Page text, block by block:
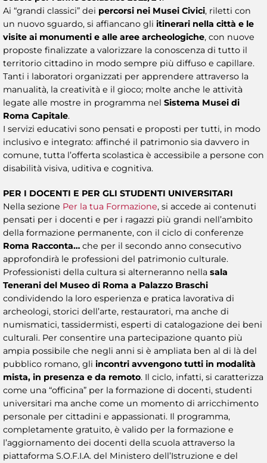
Ai “grandi classici” dei percorsi nei Musei Civici, riletti con
un nuovo sguardo, si affiancano gli itinerari nella città e le
visite ai monumenti e alle aree archeologiche, con nuove
proposte finalizzate a valorizzare la conoscenza di tutto il
territorio cittadino in modo sempre più diffuso e capillare.
Tanti i laboratori organizzati per apprendere attraverso la
manualità, la creatività e il gioco; molte anche le attività
legate alle mostre in programma nel Sistema Musei di
Roma Capitale.
I servizi educativi sono pensati e proposti per tutti, in modo
inclusivo e integrato: affinché il patrimonio sia davvero in
comune, tutta l’offerta scolastica è accessibile a persone con
disabilità visiva, uditiva e cognitiva.
PER I DOCENTI E PER GLI STUDENTI UNIVERSITARI
Nella sezione Per la tua Formazione, si accede ai contenuti
pensati per i docenti e per i ragazzi più grandi nell’ambito
della formazione permanente, con il ciclo di conferenze
Roma Racconta… che per il secondo anno consecutivo
approfondirà le professioni del patrimonio culturale.
Professionisti della cultura si alterneranno nella sala
Tenerani del Museo di Roma a Palazzo Braschi
condividendo la loro esperienza e pratica lavorativa di
archeologi, storici dell’arte, restauratori, ma anche di
numismatici, tassidermisti, esperti di catalogazione dei beni
culturali. Per consentire una partecipazione quanto più
ampia possibile che negli anni si è ampliata ben al di là del
pubblico romano, gli incontri avvengono tutti in modalità
mista, in presenza e da remoto. Il ciclo, infatti, si caratterizza
come una “officina” per la formazione di docenti, studenti
universitari ma anche come un momento di arricchimento
personale per cittadini e appassionati. Il programma,
completamente gratuito, è valido per la formazione e
l’aggiornamento dei docenti della scuola attraverso la
piattaforma S.O.F.I.A. del Ministero dell’Istruzione e del